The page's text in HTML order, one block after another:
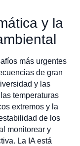
y la
más urgentes
de gran
y las
temperaturas
extremos y la
de los
monitorear y
La IA está